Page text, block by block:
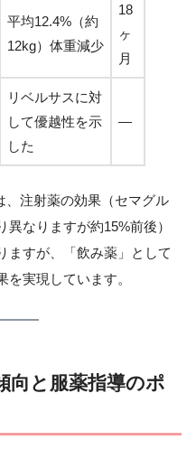
平均12.4%（約
12kg）体重減少
18
ヶ
月
リベルサスに対
して優越性を示
した
—
、注射薬の効果（セマグル
なりますが約15%前後）
ますが、「飲み薬」として
実現しています。
向と服薬指導のポ